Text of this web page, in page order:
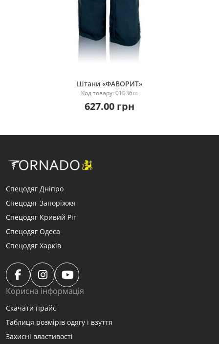
Купити
Штани «ФАВОРИТ»
Код товару: 01036ш
627.00 грн
Спецодяг Дніпро
Спецодяг Запоріжжя
Спецодяг Кривий Ріг
Спецодяг Одеса
Спецодяг Харків
Корисна інформація
Скачати прайс
Таблиця розмірів одягу і взуття
Захисні властивості